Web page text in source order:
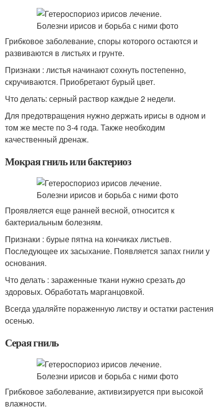
Грибковое заболевание, споры которого остаются и
развиваются в листьях и грунте.
Признаки : листья начинают сохнуть постепенно,
скручиваются. Приобретают бурый цвет.
Что делать: серный раствор каждые 2 недели.
Для предотвращения нужно держать ирисы в одном и
том же месте по 3-4 года. Также необходим
качественный дренаж.
Мокрая гниль или бактериоз
Проявляется еще ранней весной, относится к
бактериальным болезням.
Признаки : бурые пятна на кончиках листьев.
Последующее их засыхание. Появляется запах гнили у
основания.
Что делать : зараженные ткани нужно срезать до
здоровых. Обработать марганцовкой.
Всегда удаляйте пораженную листву и остатки растения
осенью.
Серая гниль
Грибковое заболевание, активизируется при высокой
влажности.